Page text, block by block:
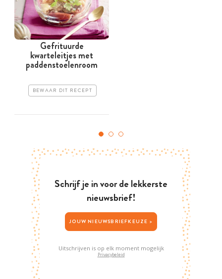
Gefrituurde
kwarteleitjes met
paddenstoelenroom
BEWAAR DIT RECEPT
Schrijf je in voor de lekkerste
nieuwsbrief!
JOUW NIEUWSBRIEFKEUZE >
Uitschrijven is op elk moment mogelijk
Privacybeleid